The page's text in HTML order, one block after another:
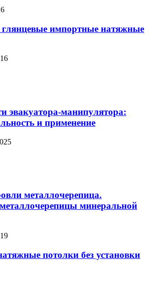
импортные натяжные
эвакуатора-манипулятора:
и применение
металлочерепица.
минеральной
потолки без установки